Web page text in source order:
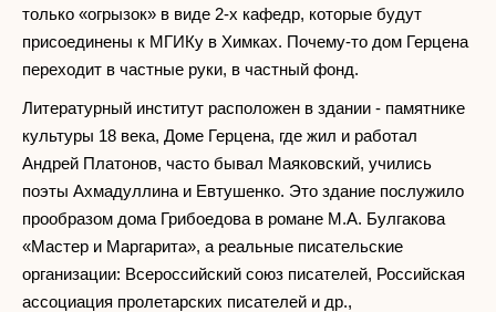
только «огрызок» в виде 2-х кафедр, которые будут
присоединены к МГИКу в Химках. Почему-то дом Герцена
переходит в частные руки, в частный фонд.
Литературный институт расположен в здании - памятнике
культуры 18 века, Доме Герцена, где жил и работал
Андрей Платонов, часто бывал Маяковский, учились
поэты Ахмадуллина и Евтушенко. Это здание послужило
прообразом дома Грибоедова в романе М.А. Булгакова
«Мастер и Маргарита», а реальные писательские
организации: Всероссийский союз писателей, Российская
ассоциация пролетарских писателей и др.,